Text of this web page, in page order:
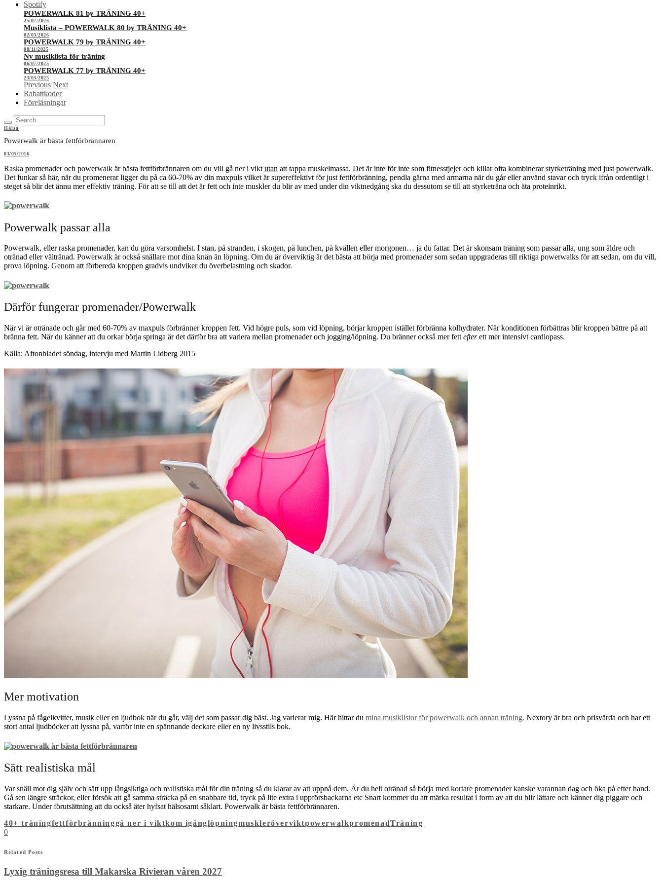
Spotify
POWERWALK 81 by TRÄNING 40+
25/07/2026
Musiklista – POWERWALK 80 by TRÄNING 40+
02/03/2026
POWERWALK 79 by TRÄNING 40+
08/11/2025
Ny musiklista för träning
06/07/2025
POWERWALK 77 by TRÄNING 40+
23/03/2025
Previous Next
Rabattkoder
Föreläsningar
Hälsa
Powerwalk är bästa fettförbrännaren
03/05/2016
Raska promenader och powerwalk är bästa fettförbrännaren om du vill gå ner i vikt utan att tappa muskelmassa. Det är inte för inte som fitnesstjejer och killar ofta kombinerar styrketräning med just powerwalk.
Det funkar så här, när du promenerar ligger du på ca 60-70% av din maxpuls vilket är supereffektivt för just fettförbränning, pendla gärna med armarna när du går eller använd stavar och tryck ifrån ordentligt i
steget så blir det ännu mer effektiv träning. För att se till att det är fett och inte muskler du blir av med under din viktnedgång ska du dessutom se till att styrketräna och äta proteinrikt.
Powerwalk passar alla
Powerwalk, eller raska promenader, kan du göra varsomhelst. I stan, på stranden, i skogen, på lunchen, på kvällen eller morgonen… ja du fattar. Det är skonsam träning som passar alla, ung som äldre och
otränad eller vältränad. Powerwalk är också snällare mot dina knän än löpning. Om du är överviktig är det bästa att börja med promenader som sedan uppgraderas till riktiga powerwalks för att sedan, om du vill,
prova löpning. Genom att förbereda kroppen gradvis undviker du överbelastning och skador.
Därför fungerar promenader/Powerwalk
När vi är otränade och går med 60-70% av maxpuls förbränner kroppen fett. Vid högre puls, som vid löpning, börjar kroppen istället förbränna kolhydrater. När konditionen förbättras blir kroppen bättre på att
bränna fett. När du känner att du orkar börja springa är det därför bra att variera mellan promenader och jogging/löpning. Du bränner också mer fett efterett mer intensivt cardiopass.
Källa: Aftonbladet söndag, intervju med Martin Lidberg 2015
Mer motivation
Lyssna på fågelkvitter, musik eller en ljudbok när du går, välj det som passar dig bäst. Jag varierar mig. Här hittar du mina musiklistor för powerwalk och annan träning. Nextory är bra och prisvärda och har ett
stort antal ljudböcker att lyssna på, varför inte en spännande deckare eller en ny livsstils bok.
Sätt realistiska mål
Var snäll mot dig själv och sätt upp långsiktiga och realistiska mål för din träning så du klarar av att uppnå dem. Är du helt otränad så börja med kortare promenader kanske varannan dag och öka på efter hand.
Gå sen längre sträckor, eller försök att gå samma sträcka på en snabbare tid, tryck på lite extra i uppförsbackarna etc Snart kommer du att märka resultat i form av att du blir lättare och känner dig piggare och
starkare. Under förutsättning att du också äter hyfsat hälsosamt såklart. Powerwalk är bästa fettförbrännaren.
40+ träningfettförbränninggå ner i viktkom igånglöpningmuskleröverviktpowerwalkpromenadTräning
0
Related Posts
Lyxig träningsresa till Makarska Rivieran våren 2027